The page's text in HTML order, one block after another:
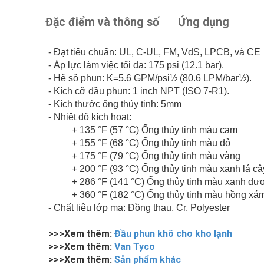
Đặc điểm và thông số Ứng dụng
- Đạt tiêu chuẩn: UL, C-UL, FM, VdS, LPCB, và CE
- Áp lực làm việc tối đa: 175 psi (12.1 bar).
- Hệ sô phun: K=5.6 GPM/psi½ (80.6 LPM/bar½).
- Kích cỡ đầu phun: 1 inch NPT (ISO 7-R1).
- Kích thước ống thủy tinh: 5mm
- Nhiệt độ kích hoạt:
+ 135 °F (57 °C) Ống thủy tinh màu cam
+ 155 °F (68 °C) Ống thủy tinh màu đỏ
+ 175 °F (79 °C) Ống thủy tinh màu vàng
+ 200 °F (93 °C) Ống thủy tinh màu xanh lá
+ 286 °F (141 °C) Ống thủy tinh màu xanh
+ 360 °F (182 °C) Ống thủy tinh màu hồng
- Chất liệu lớp mạ: Đồng thau, Cr, Polyester
>>>Xem thêm: Đầu phun khô cho kho lạnh
>>>Xem thêm: Van Tyco
>>>Xem thêm: Sản phẩm khác